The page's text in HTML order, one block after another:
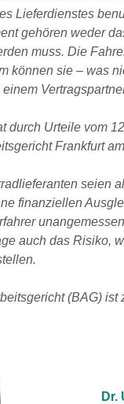
Lieferdienstes
gehören weder
muss. Die
können sie – was
durch Urteile vom
Frankfurt
seien
finanziellen
auch das Risiko,
(BAG)
Dr.